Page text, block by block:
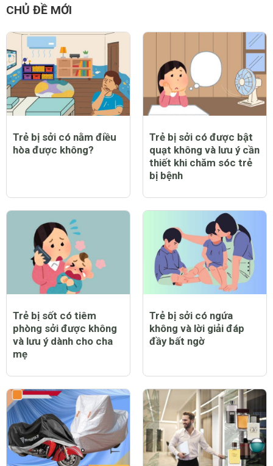
CHỦ ĐỀ MỚI
Trẻ bị sởi có nằm điều
hòa được không?
Trẻ bị sởi có được bật
quạt không và lưu ý cần
thiết khi chăm sóc trẻ
bị bệnh
Trẻ bị sốt có tiêm
phòng sởi được không
và lưu ý dành cho cha
mẹ
Trẻ bị sởi có ngứa
không và lời giải đáp
đầy bất ngờ